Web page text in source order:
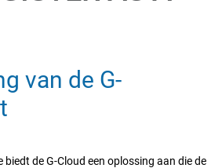
van de G-
biedt de G-Cloud een oplossing aan die de